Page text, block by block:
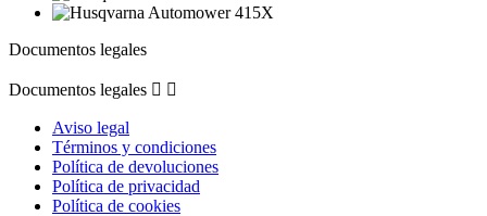
Documentos legales
Documentos legales  
Aviso legal
Términos y condiciones
Política de devoluciones
Política de privacidad
Política de cookies